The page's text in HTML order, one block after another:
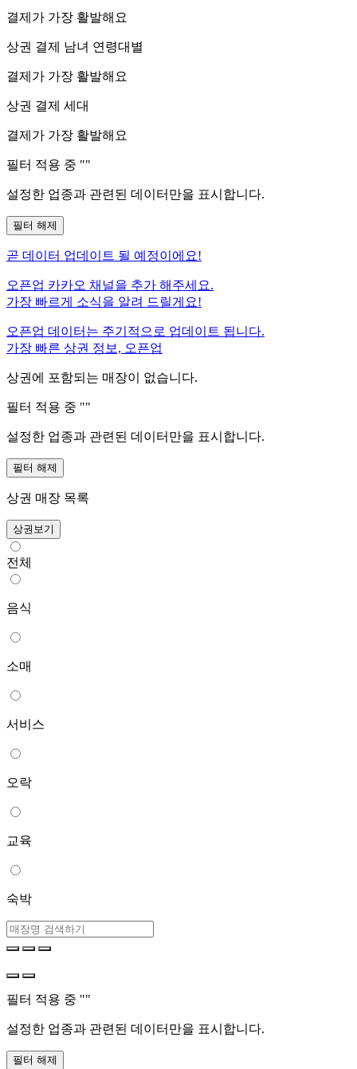
결제가 가장 활발해요
상권 결제 남녀 연령대별
결제가 가장 활발해요
상권 결제 세대
결제가 가장 활발해요
필터 적용 중 ""
설정한 업종과 관련된 데이터만을 표시합니다.
필터 해제
곧 데이터 업데이트 될 예정이에요!
오픈업 카카오 채널을 추가 해주세요.
가장 빠르게 소식을 알려 드릴게요!
오픈업 데이터는 주기적으로 업데이트 됩니다.
가장 빠른 상권 정보, 오픈업
상권에 포함되는 매장이 없습니다.
필터 적용 중 ""
설정한 업종과 관련된 데이터만을 표시합니다.
필터 해제
상권 매장 목록
상권보기
전체
음식
소매
서비스
오락
교육
숙박
필터 적용 중 ""
설정한 업종과 관련된 데이터만을 표시합니다.
필터 해제